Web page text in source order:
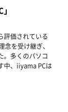
評価されている
を受け継ぎ、
。多くのパソコ
中、iiyama PCは